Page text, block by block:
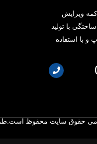
ویرایش
با تولید
با استفاده
حقوق سایت محفوظ است.